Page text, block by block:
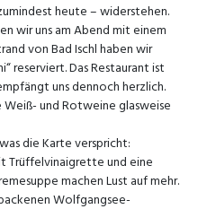
heute – widerstehen.
wir uns am Abend mit einem
von Bad Ischl haben wir
reserviert. Das Restaurant ist
uns dennoch herzlich.
und Rotweine glasweise
die Karte verspricht:
Trüffelvinaigrette und eine
machen Lust auf mehr.
Wolfgangsee-